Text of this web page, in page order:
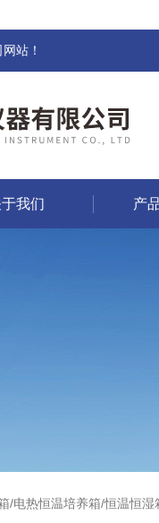
站！
我们 产
/恒温恒湿箱/光照培养箱/二氧化碳培养箱